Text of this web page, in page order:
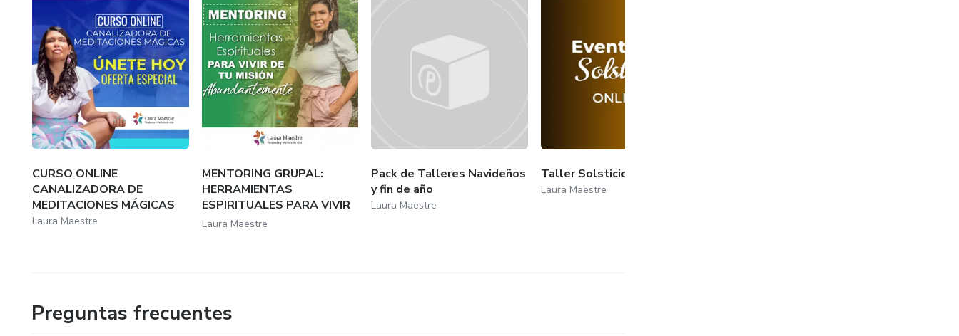
CURSO ONLINE
CANALIZADORA DE
MEDITACIONES MÁGICAS
Laura Maestre
MENTORING GRUPAL:
HERRAMIENTAS
ESPIRITUALES PARA VIVIR
DE TU...
Laura Maestre
Pack de Talleres Navideños
y fin de año
Laura Maestre
Taller Solsticio
Laura Maestre
Preguntas frecuentes